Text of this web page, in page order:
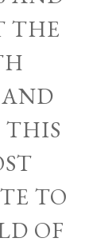
THE
AND
THIS
TO
OF